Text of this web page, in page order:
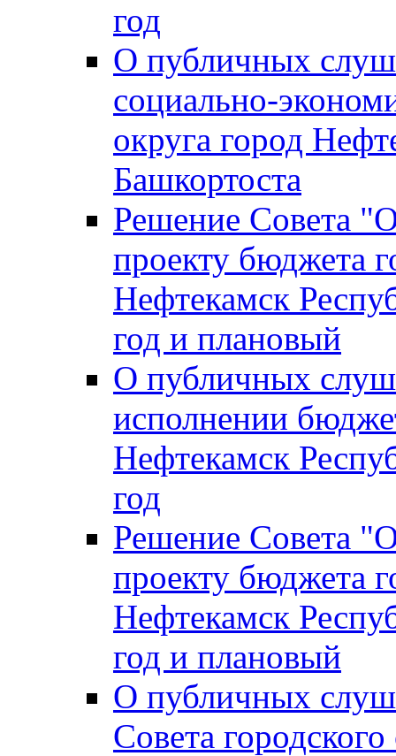
год
О публичных
социально-
округа город
Башкортоста
Решение Совета
проекту бюджета
Нефтекамск
год и плановый
О публичных
исполнении
Нефтекамск
год
Решение Совета
проекту бюджета
Нефтекамск
год и плановый
О публичных
Совета